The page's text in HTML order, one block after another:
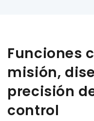
Funciones
misión,
precisión
control